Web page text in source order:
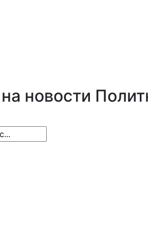
новости